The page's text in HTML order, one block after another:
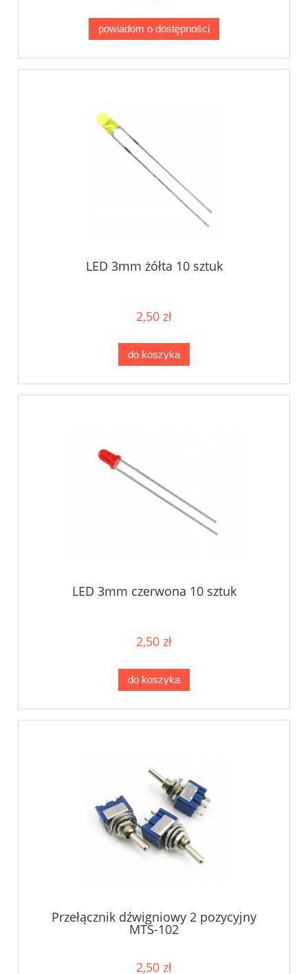
powiadom o dostępności
LED 3mm żółta 10 sztuk
2,50 zł
do koszyka
LED 3mm czerwona 10 sztuk
2,50 zł
do koszyka
Przełącznik dźwigniowy 2 pozycyjny
MTS-102
2,50 zł